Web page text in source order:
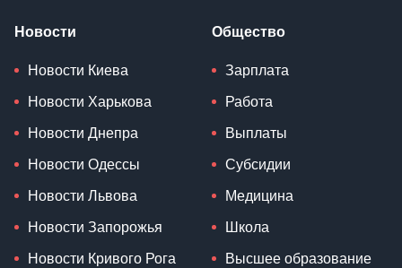
Новости
Новости Киева
Новости Харькова
Новости Днепра
Новости Одессы
Новости Львова
Новости Запорожья
Новости Кривого Рога
Общество
Зарплата
Работа
Выплаты
Субсидии
Медицина
Школа
Высшее образование